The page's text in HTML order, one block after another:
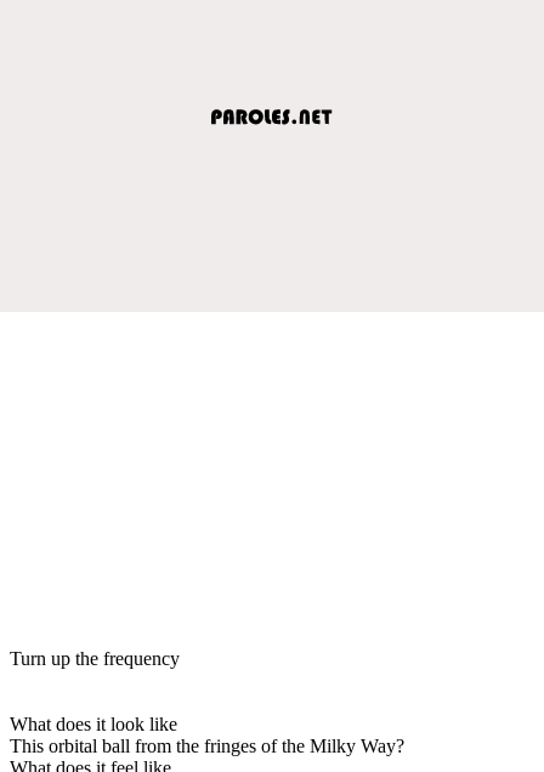
Turn up the frequency
What does it look like
This orbital ball from the fringes of the Milky Way?
What does it feel like